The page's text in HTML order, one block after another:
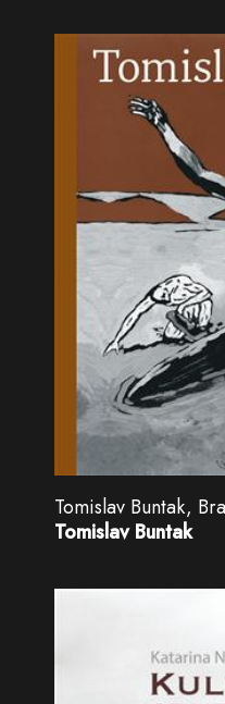
Tomislav Buntak,
Tomislav Buntak